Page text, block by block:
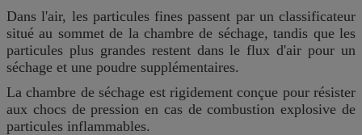
Dans l'air, les particules fines passent par un classificateur
situé au sommet de la chambre de séchage, tandis que les
particules plus grandes restent dans le flux d'air pour un
séchage et une poudre supplémentaires.
La chambre de séchage est rigidement conçue pour résister
aux chocs de pression en cas de combustion explosive de
particules inflammables.